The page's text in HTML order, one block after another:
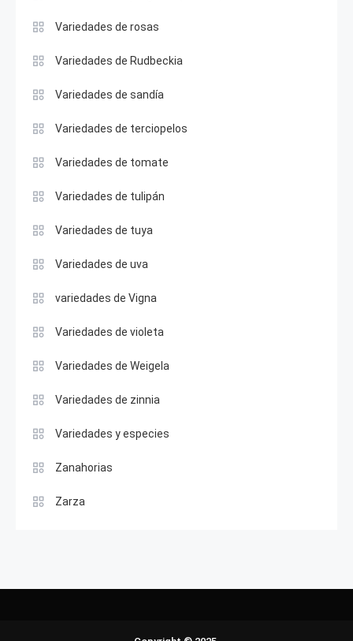
Variedades de rosas
Variedades de Rudbeckia
Variedades de sandía
Variedades de terciopelos
Variedades de tomate
Variedades de tulipán
Variedades de tuya
Variedades de uva
variedades de Vigna
Variedades de violeta
Variedades de Weigela
Variedades de zinnia
Variedades y especies
Zanahorias
Zarza